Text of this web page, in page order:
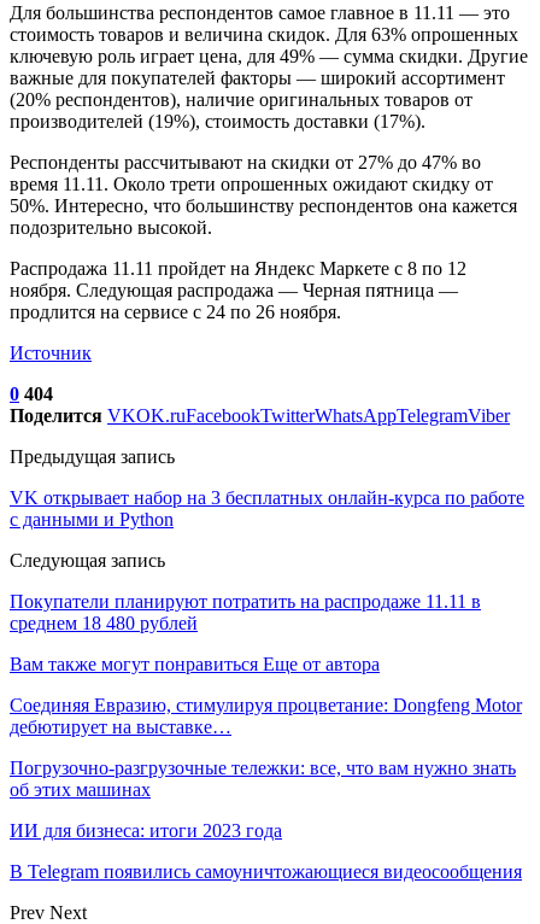
Для большинства респондентов самое главное в 11.11 — это
стоимость товаров и величина скидок. Для 63% опрошенных
ключевую роль играет цена, для 49% — сумма скидки. Другие
важные для покупателей факторы — широкий ассортимент
(20% респондентов), наличие оригинальных товаров от
производителей (19%), стоимость доставки (17%).
Респонденты рассчитывают на скидки от 27% до 47% во
время 11.11. Около трети опрошенных ожидают скидку от
50%. Интересно, что большинству респондентов она кажется
подозрительно высокой.
Распродажа 11.11 пройдет на Яндекс Маркете с 8 по 12
ноября. Следующая распродажа — Черная пятница —
продлится на сервисе с 24 по 26 ноября.
Источник
0 404
Поделится VKOK.ruFacebookTwitterWhatsAppTelegramViber
Предыдущая запись
VK открывает набор на 3 бесплатных онлайн-курса по работе
с данными и Python
Следующая запись
Покупатели планируют потратить на распродаже 11.11 в
среднем 18 480 рублей
Вам также могут понравиться Еще от автора
Соединяя Евразию, стимулируя процветание: Dongfeng Motor
дебютирует на выставке…
Погрузочно-разгрузочные тележки: все, что вам нужно знать
об этих машинах
ИИ для бизнеса: итоги 2023 года
В Telegram появились самоуничтожающиеся видеосообщения
Prev Next